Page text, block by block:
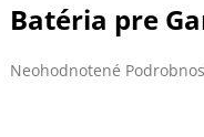
Batéria pre
Priemerné
Neohodnotené